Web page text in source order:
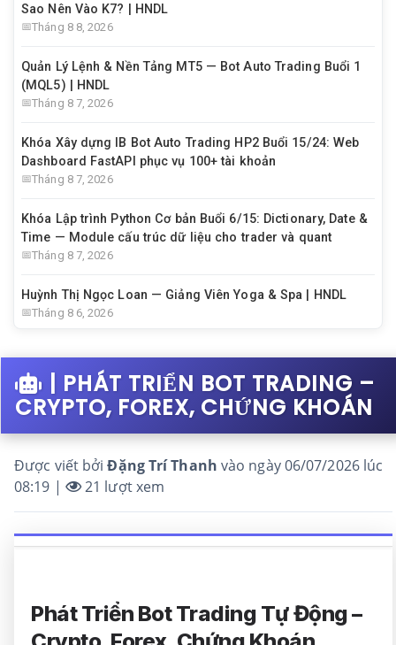
Sao Nên Vào K7? | HNDL
Tháng 8 8, 2026
Quản Lý Lệnh & Nền Tảng MT5 — Bot Auto Trading Buổi 1
(MQL5) | HNDL
Tháng 8 7, 2026
Khóa Xây dựng IB Bot Auto Trading HP2 Buổi 15/24: Web
Dashboard FastAPI phục vụ 100+ tài khoản
Tháng 8 7, 2026
Khóa Lập trình Python Cơ bản Buổi 6/15: Dictionary, Date &
Time — Module cấu trúc dữ liệu cho trader và quant
Tháng 8 7, 2026
Huỳnh Thị Ngọc Loan — Giảng Viên Yoga & Spa | HNDL
Tháng 8 6, 2026
| PHÁT TRIỂN BOT TRADING –
CRYPTO, FOREX, CHỨNG KHOÁN
Được viết bởiĐặng Trí Thanh vào ngày 06/07/2026 lúc
08:19 |
21 lượt xem